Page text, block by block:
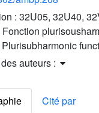
: 32U05, 32U40,
Fonction
Plurisubharmonic
auteurs :
Cité par